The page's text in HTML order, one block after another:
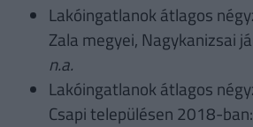
Lakóingatlanok átlagos
Zala megyei, Nagykanizsai
n.a.
Lakóingatlanok átlagos
Csapi településen 2018-ban: